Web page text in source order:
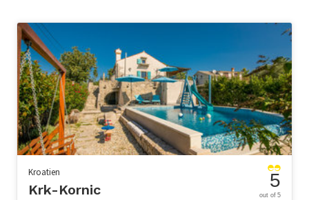
Kroatien
Krk-Kornic 5
out of 5